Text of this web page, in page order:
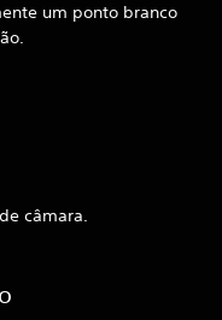
um ponto branco
câmara.